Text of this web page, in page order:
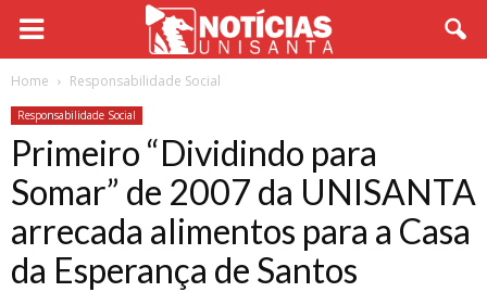
Home Responsabilidade Social
Responsabilidade Social
Primeiro “Dividindo para
Somar” de 2007 da UNISANTA
arrecada alimentos para a Casa
da Esperança de Santos